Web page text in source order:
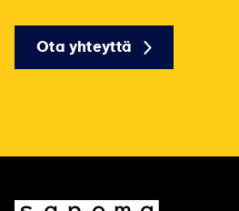
Ota yhteyttä